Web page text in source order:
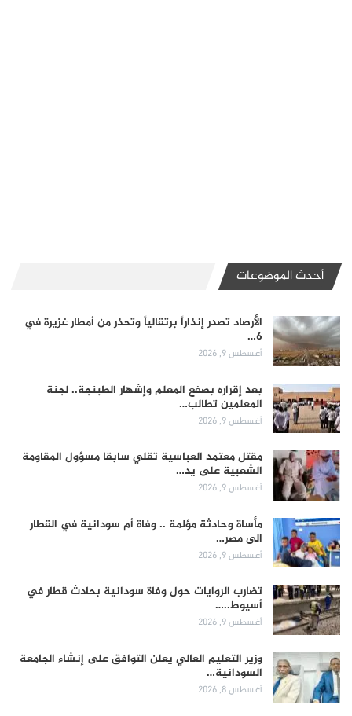
أحدث الموضوعات
الأرصاد تصدر إنذاراً برتقالياً وتحذر من أمطار غزيرة في
6…
أغسطس 9, 2026
بعد إقراره بصفع المعلم وإشهار الطبنجة.. لجنة
المعلمين تطالب…
أغسطس 9, 2026
مقتل معتمد العباسية تقلي سابقا مسؤول المقاومة
الشعبية على يد…
أغسطس 9, 2026
مأساة وحادثة مؤلمة .. وفاة أم سودانية في القطار
الى مصر…
أغسطس 9, 2026
تضارب الروايات حول وفاة سودانية بحادث قطار في
أسيوط..…
أغسطس 9, 2026
وزير التعليم العالي يعلن التوافق على إنشاء الجامعة
السودانية…
أغسطس 8, 2026